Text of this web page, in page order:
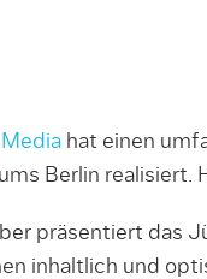
hat einen
Berlin realisiert.
präsentiert das
inhaltlich und